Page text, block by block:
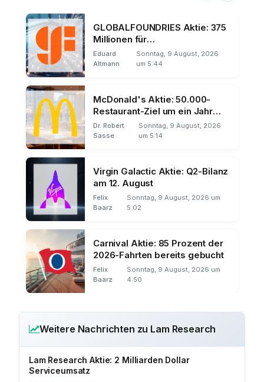
GLOBALFOUNDRIES Aktie: 375
Millionen für
Quantentechnologie
Eduard
Altmann
Sonntag, 9 August, 2026
um 5:44
McDonald's Aktie: 50.000-
Restaurant-Ziel um ein Jahr
verschoben
Dr. Robert
Sasse
Sonntag, 9 August, 2026
um 5:14
Virgin Galactic Aktie: Q2-Bilanz
am 12. August
Felix
Baarz
Sonntag, 9 August, 2026 um
5:02
Carnival Aktie: 85 Prozent der
2026-Fahrten bereits gebucht
Felix
Baarz
Sonntag, 9 August, 2026 um
4:50
Weitere Nachrichten zu Lam Research
Lam Research Aktie: 2 Milliarden Dollar
Serviceumsatz